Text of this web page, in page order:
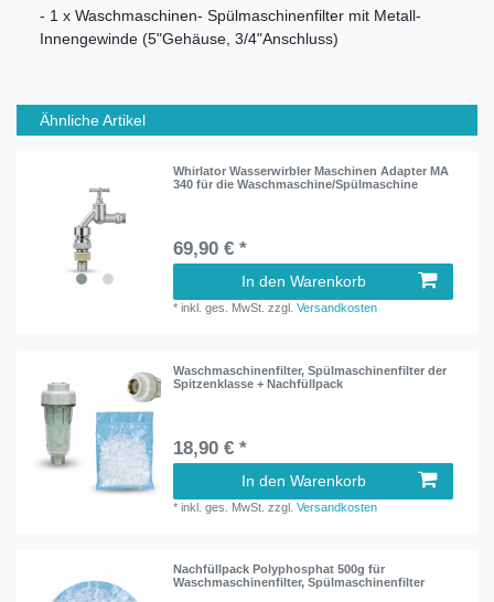
- 1 x Waschmaschinen- Spülmaschinenfilter mit Metall-
Innengewinde (5"Gehäuse, 3/4"Anschluss)
Ähnliche Artikel
Whirlator Wasserwirbler Maschinen Adapter MA
340 für die Waschmaschine/Spülmaschine
69,90 € *
In den Warenkorb
*inkl. ges. MwSt. zzgl.Versandkosten
Waschmaschinenfilter, Spülmaschinenfilter der
Spitzenklasse + Nachfüllpack
18,90 € *
In den Warenkorb
*inkl. ges. MwSt. zzgl.Versandkosten
Nachfüllpack Polyphosphat 500g für
Waschmaschinenfilter, Spülmaschinenfilter